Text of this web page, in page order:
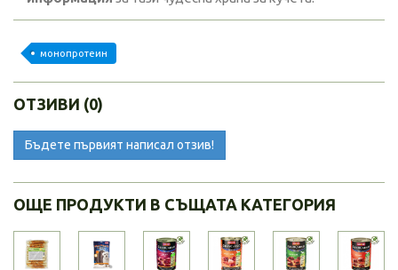
монопротеин
ОТЗИВИ (0)
Бъдете първият написал отзив!
ОЩЕ ПРОДУКТИ В СЪЩАТА КАТЕГОРИЯ